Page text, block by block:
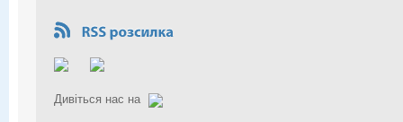
Дивіться нас на